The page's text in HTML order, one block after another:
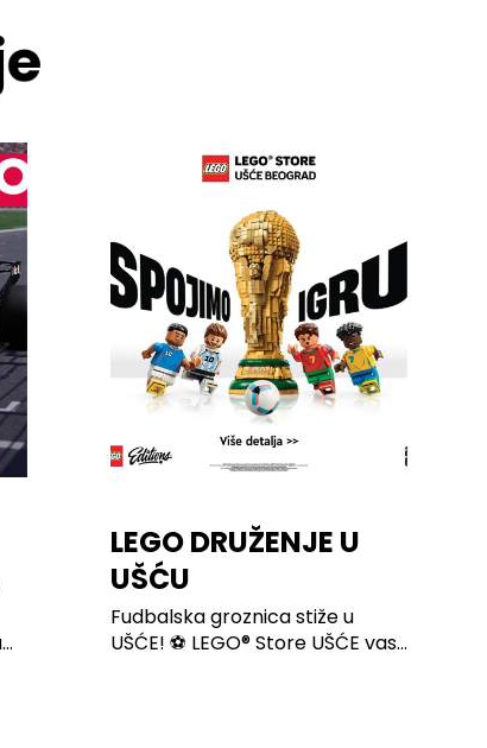
LEGO DRUŽENJE U
UŠĆU
Fudbalska groznica stiže u
UŠĆE! ⚽ LEGO® Store UŠĆE vas...